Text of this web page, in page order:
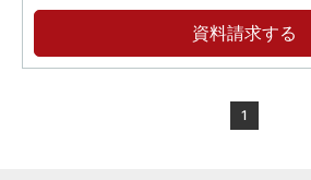
４分、京浜急行本線「戸部」駅
資料請求する
1